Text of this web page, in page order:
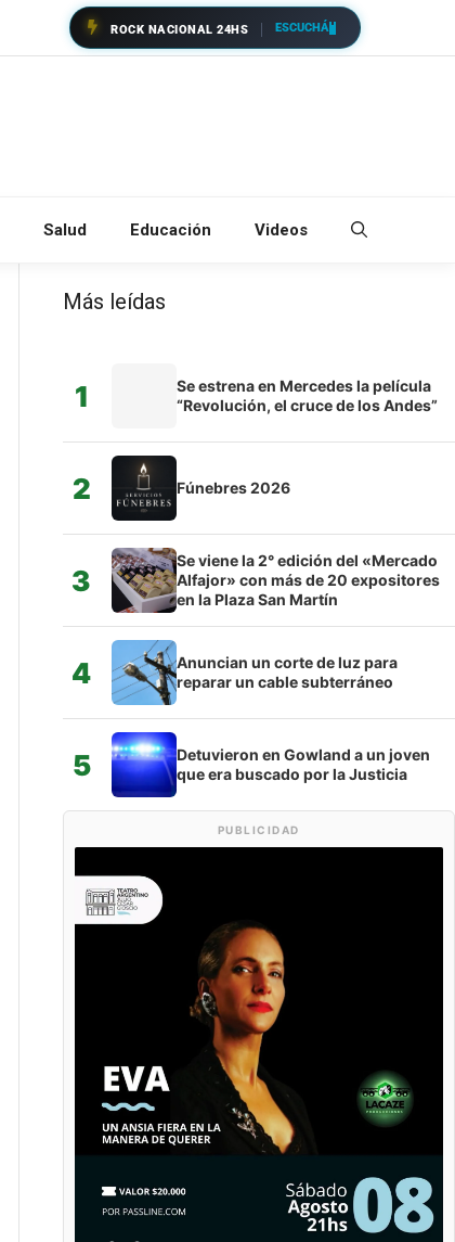
ROCK NACIONAL 24HS ESCUCHÁ
Salud Educación Videos
Más leídas
1
Se estrena en Mercedes la película
“Revolución, el cruce de los Andes”
2 Fúnebres 2026
3
Se viene la 2° edición del «Mercado
Alfajor» con más de 20 expositores
en la Plaza San Martín
4
Anuncian un corte de luz para
reparar un cable subterráneo
5
Detuvieron en Gowland a un joven
que era buscado por la Justicia
PUBLICIDAD